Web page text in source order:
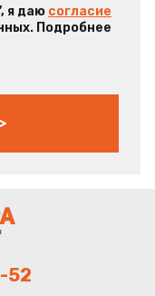
я даю согласие
Подробнее
52